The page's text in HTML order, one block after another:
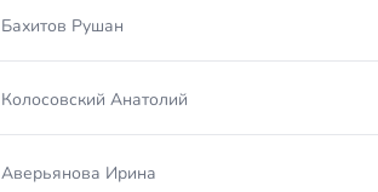
Бахитов Рушан
Колосовский Анатолий
Аверьянова Ирина